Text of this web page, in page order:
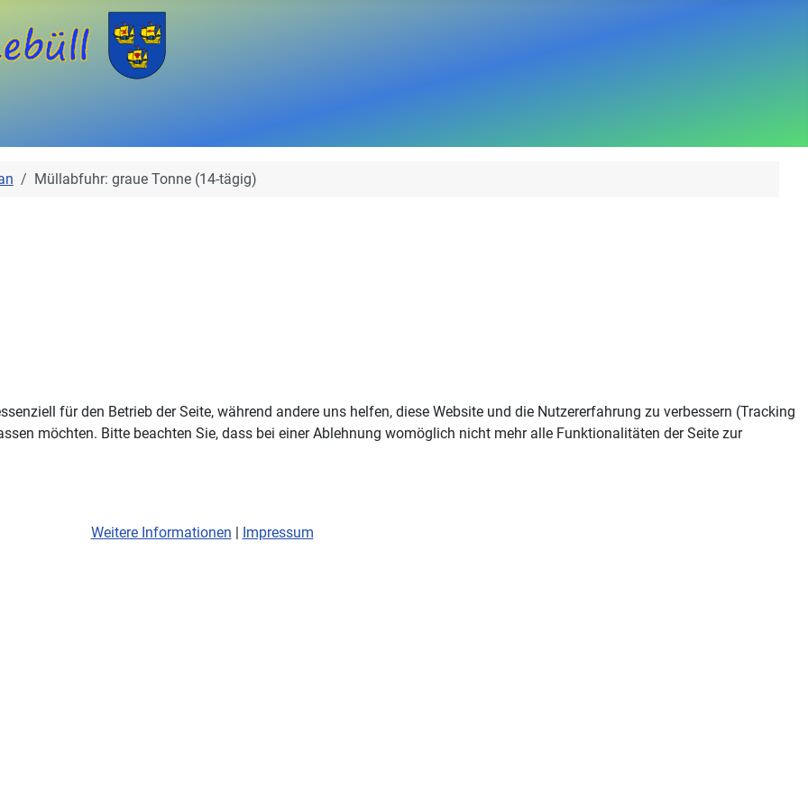
Müllabfuhr: graue Tonne (14-tägig)
für den Betrieb der Seite, während andere uns helfen, diese Website und die Nutzererfahrung zu verbessern (Tracking
möchten. Bitte beachten Sie, dass bei einer Ablehnung womöglich nicht mehr alle Funktionalitäten der Seite zur
Weitere Informationen | Impressum